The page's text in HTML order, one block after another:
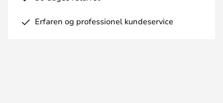
Erfaren og professionel kundeservice